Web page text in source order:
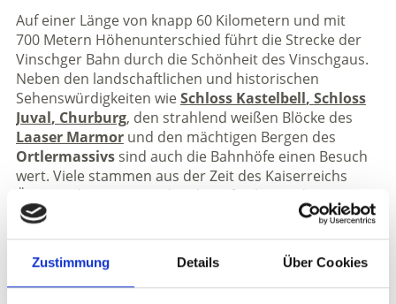
Zustimmung Details Über Cookies
Auf einer Länge von knapp 60 Kilometern und mit
700 Metern Höhenunterschied führt die Strecke der
Vinschger Bahn durch die Schönheit des Vinschgaus.
Neben den landschaftlichen und historischen
Sehenswürdigkeiten wieSchloss Kastelbell, Schloss
Juval, Churburg, den strahlend weißen Blöcke des
Laaser Marmorund den mächtigen Bergen des
Ortlermassivssind auch die Bahnhöfe einen Besuch
wert. Viele stammen aus der Zeit des Kaiserreichs
Österreich-Ungarn und verknüpfen heute die
Pioniergeschichte des Eisenbahnbaus mit
modernem Bahnkomfort. Im Zuge des
Wiederaufbaus der Vinschger Bahn wurde auch die
Bahnhöfe sensibel renoviert. Türen und Fenster
wurden wieder an ihre ursprüngliche Stelle gebracht